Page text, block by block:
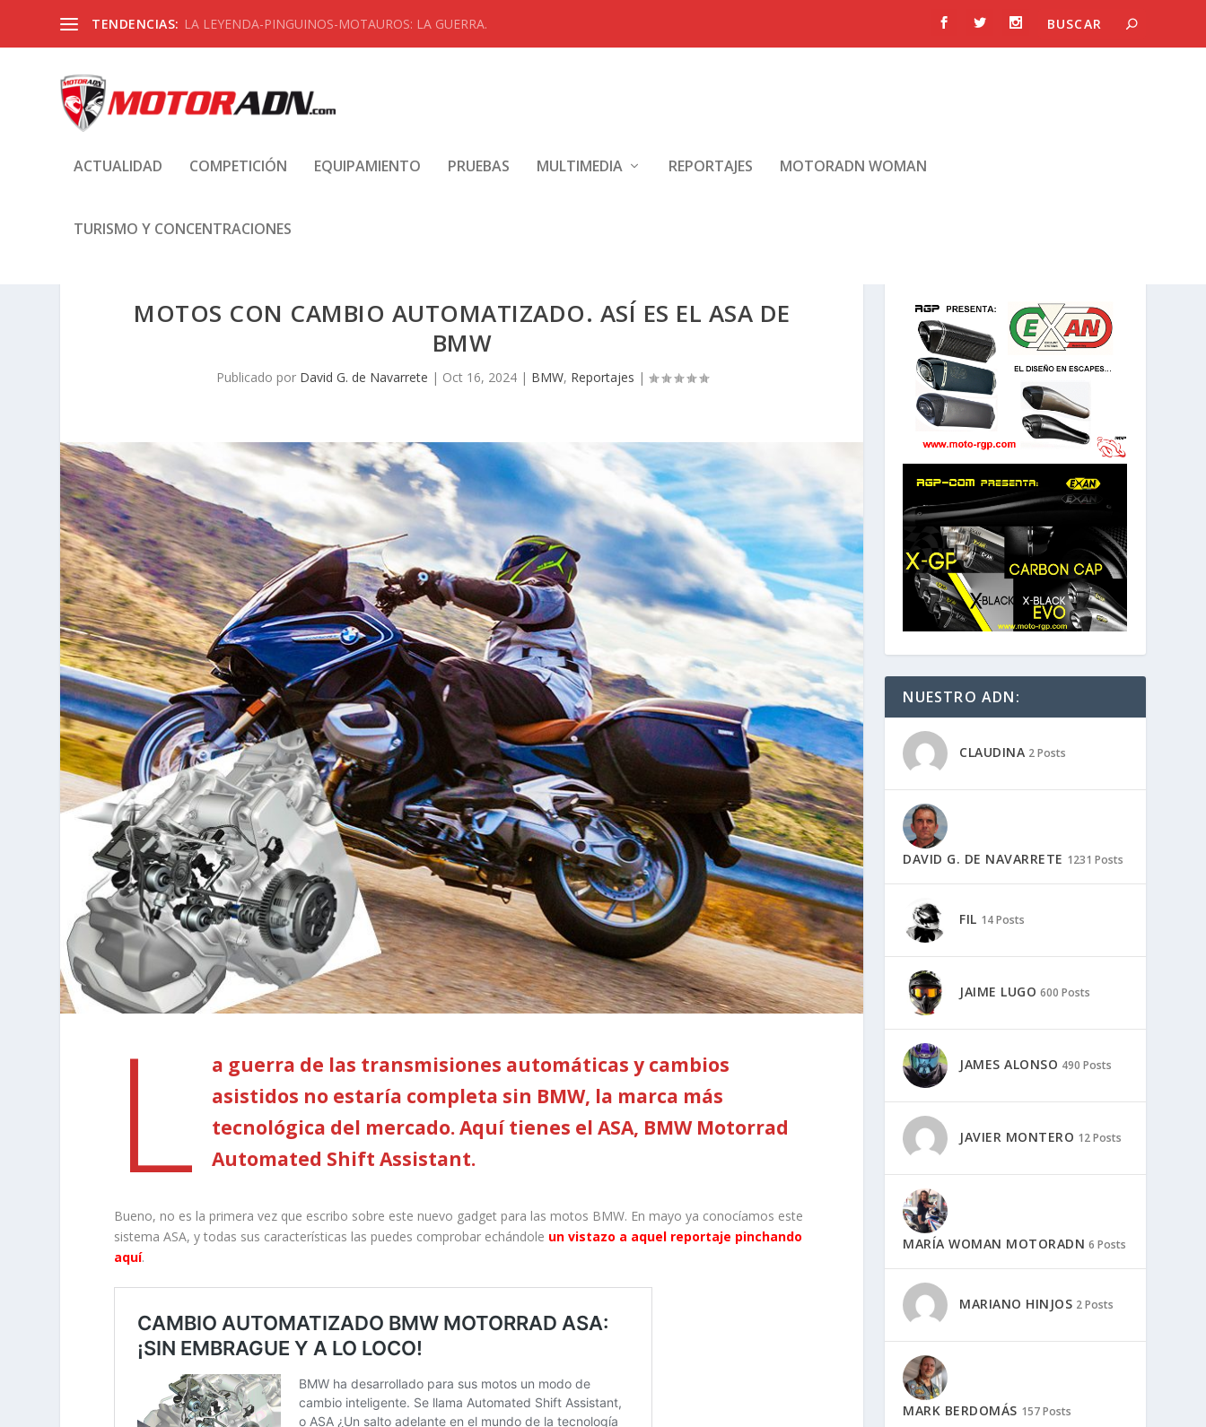
TENDENCIAS: LA LEYENDA-PINGUINOS-MOTAUROS: LA GUERRA.
ACTUALIDAD COMPETICIÓN EQUIPAMIENTO PRUEBAS MULTIMEDIA REPORTAJES MOTORADN WOMAN
TURISMO Y CONCENTRACIONES
MOTOS CON CAMBIO AUTOMATIZADO. ASÍ ES EL ASA DE
BMW
Publicado por David G. de Navarrete | Oct 16, 2024| BMW, Reportajes |
L
a guerra de las transmisiones automáticas y cambios
asistidos no estaría completa sin BMW, la marca más
tecnológica del mercado. Aquí tienes el ASA, BMW Motorrad
Automated Shift Assistant.
Bueno, no es la primera vez que escribo sobre este nuevo gadget para las motos BMW. En mayo ya conocíamos este
sistema ASA, y todas sus características las puedes comprobar echándole un vistazo a aquel reportaje pinchando
aquí.
NUESTRO ADN:
CLAUDINA 2 Posts
DAVID G. DE NAVARRETE 1231 Posts
FIL 14 Posts
JAIME LUGO 600 Posts
JAMES ALONSO 490 Posts
JAVIER MONTERO 12 Posts
MARÍA WOMAN MOTORADN 6 Posts
MARIANO HINJOS 2 Posts
MARK BERDOMÁS 157 Posts